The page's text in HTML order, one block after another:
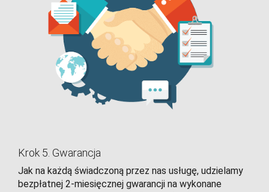
Krok 5. Gwarancja
Jak na każdą świadczoną przez nas usługę, udzielamy
bezpłatnej 2-miesięcznej gwarancji na wykonane